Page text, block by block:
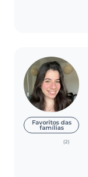
Favoritos das
famílias
(2)